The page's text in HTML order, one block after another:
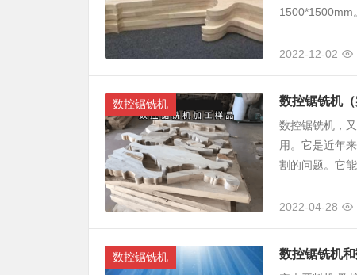
1500*1500mm
2022-12-02
数控锯铣机 数控锯铣机（
数控锯铣机，
用。它是近年
割的问题。它
2022-04-28
数控锯铣机 数控锯铣机